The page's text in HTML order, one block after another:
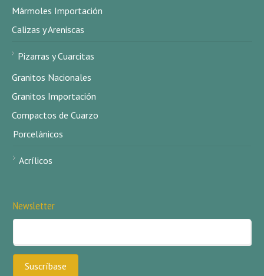
Mármoles Importación
Calizas y Areniscas
Pizarras y Cuarcitas
Granitos Nacionales
Granitos Importación
Compactos de Cuarzo
Porcelánicos
Acrílicos
Newsletter